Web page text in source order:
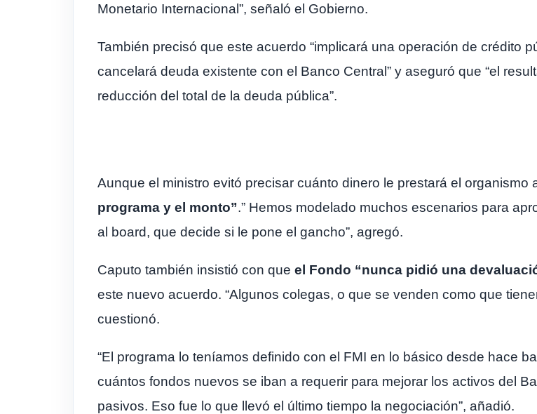
Monetario Internacional”, señaló el Gobierno.
También precisó que este acuerdo “implicará una operación de crédito
cancelará deuda existente con el Banco Central” y aseguró que “el
reducción del total de la deuda pública”.
Aunque el ministro evitó precisar cuánto dinero le prestará el organismo
programa y el monto”.” Hemos modelado muchos escenarios para
al board, que decide si le pone el gancho”, agregó.
Caputo también insistió con que el Fondo “nunca pidió una
este nuevo acuerdo. “Algunos colegas, o que se venden como que
cuestionó.
“El programa lo teníamos definido con el FMI en lo básico desde hace
cuántos fondos nuevos se iban a requerir para mejorar los activos del
pasivos. Eso fue lo que llevó el último tiempo la negociación”, añadió.